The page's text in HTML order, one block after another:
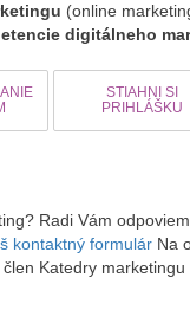
(online
digitálneho
STIAHNI SI
PRIHLÁŠKU
Radi Vám
kontaktný formulár Na
Katedry marketingu